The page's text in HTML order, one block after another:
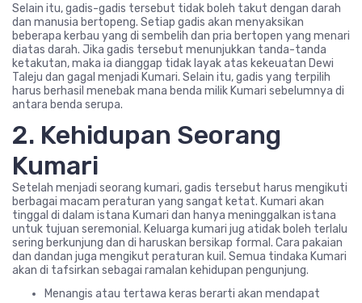
Selain itu, gadis-gadis tersebut tidak boleh takut dengan darah
dan manusia bertopeng. Setiap gadis akan menyaksikan
beberapa kerbau yang di sembelih dan pria bertopen yang menari
diatas darah. Jika gadis tersebut menunjukkan tanda-tanda
ketakutan, maka ia dianggap tidak layak atas kekeuatan Dewi
Taleju dan gagal menjadi Kumari. Selain itu, gadis yang terpilih
harus berhasil menebak mana benda milik Kumari sebelumnya di
antara benda serupa.
2. Kehidupan Seorang
Kumari
Setelah menjadi seorang kumari, gadis tersebut harus mengikuti
berbagai macam peraturan yang sangat ketat. Kumari akan
tinggal di dalam istana Kumari dan hanya meninggalkan istana
untuk tujuan seremonial. Keluarga kumari jug atidak boleh terlalu
sering berkunjung dan di haruskan bersikap formal. Cara pakaian
dan dandan juga mengikut peraturan kuil. Semua tindaka Kumari
akan di tafsirkan sebagai ramalan kehidupan pengunjung.
Menangis atau tertawa keras berarti akan mendapat